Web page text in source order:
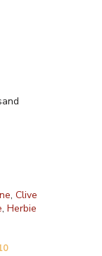
Clive
Herbie